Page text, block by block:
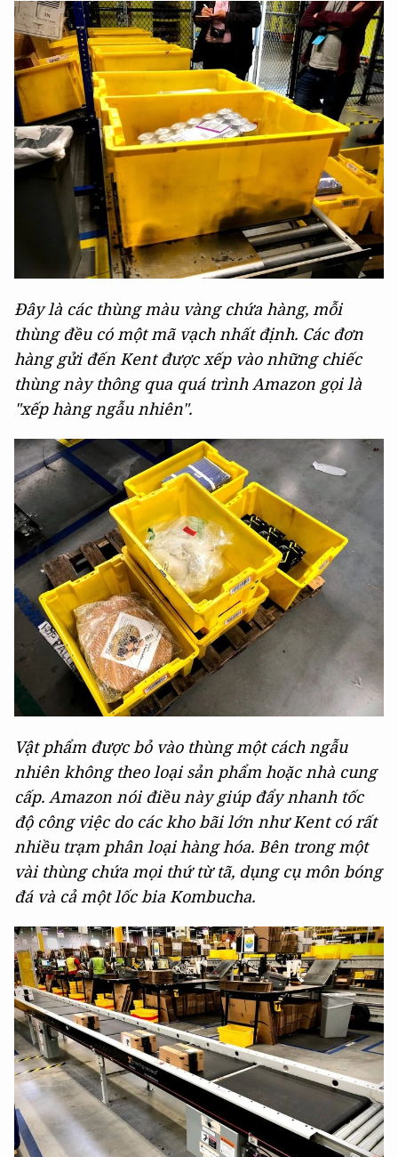
Đây là các thùng màu vàng chứa hàng, mỗi
thùng đều có một mã vạch nhất định. Các đơn
hàng gửi đến Kent được xếp vào những chiếc
thùng này thông qua quá trình Amazon gọi là
"xếp hàng ngẫu nhiên".
Vật phẩm được bỏ vào thùng một cách ngẫu
nhiên không theo loại sản phẩm hoặc nhà cung
cấp. Amazon nói điều này giúp đẩy nhanh tốc
độ công việc do các kho bãi lớn như Kent có rất
nhiều trạm phân loại hàng hóa. Bên trong một
vài thùng chứa mọi thứ từ tã, dụng cụ môn bóng
đá và cả một lốc bia Kombucha.